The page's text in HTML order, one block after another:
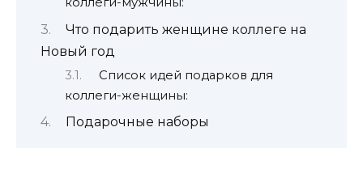
Что подарить женщине коллеге на
Новый год
Список идей подарков для
коллеги-женщины:
Подарочные наборы